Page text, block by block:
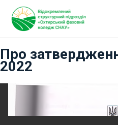
content
Про
2022